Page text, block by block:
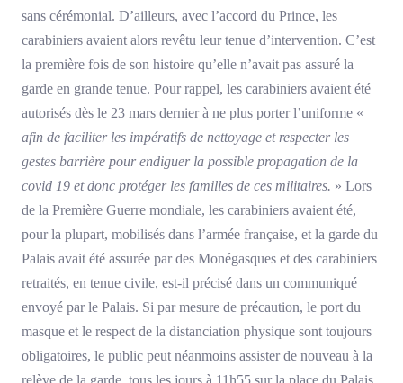
sans cérémonial. D’ailleurs, avec l’accord du Prince, les
carabiniers avaient alors revêtu leur tenue d’intervention. C’est
la première fois de son histoire qu’elle n’avait pas assuré la
garde en grande tenue. Pour rappel, les carabiniers avaient été
autorisés dès le 23 mars dernier à ne plus porter l’uniforme «
afin de faciliter les impératifs de nettoyage et respecter les
gestes barrière pour endiguer la possible propagation de la
covid 19 et donc protéger les familles de ces militaires. » Lors
de la Première Guerre mondiale, les carabiniers avaient été,
pour la plupart, mobilisés dans l’armée française, et la garde du
Palais avait été assurée par des Monégasques et des carabiniers
retraités, en tenue civile, est-il précisé dans un communiqué
envoyé par le Palais. Si par mesure de précaution, le port du
masque et le respect de la distanciation physique sont toujours
obligatoires, le public peut néanmoins assister de nouveau à la
relève de la garde, tous les jours à 11h55 sur la place du Palais.